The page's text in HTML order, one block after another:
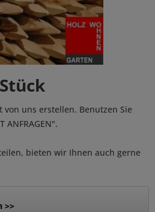
von uns erstellen. Benutzen Sie
ANFRAGEN".
bieten wir Ihnen auch gerne
>>